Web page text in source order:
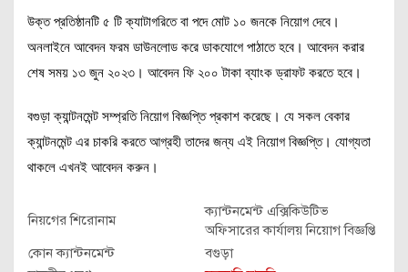
উক্ত প্রতিষ্ঠানটি ৫ টি ক্যাটাগরিতে বা পদে মোট ১০ জনকে নিয়োগ দেবে।
অনলাইনে আবেদন ফরম ডাউনলোড করে ডাকযোগে পাঠাতে হবে। আবেদন করার
শেষ সময় ১৩ জুন ২০২৩। আবেদন ফি ২০০ টাকা ব্যাংক ড্রাফট করতে হবে।
বগুড়া ক্যান্টনমেন্ট সম্প্রতি নিয়োগ বিজ্ঞপ্তি প্রকাশ করেছে। যে সকল বেকার
ক্যান্টনমেন্ট এর চাকরি করতে আগ্রহী তাদের জন্য এই নিয়োগ বিজ্ঞপ্তি। যোগ্যতা
থাকলে এখনই আবেদন করুন।
নিয়গের শিরোনাম
ক্যান্টনমেন্ট এক্সিকিউটিভ
অফিসারের কার্যালয় নিয়োগ বিজ্ঞপ্তি
কোন ক্যান্টনমেন্ট
বগুড়া